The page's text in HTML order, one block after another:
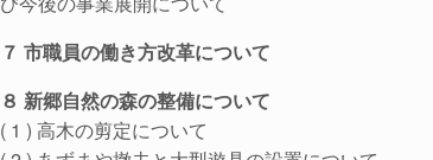
７ 市職員の働き方改革について
８ 新郷自然の森の整備について
( 1 ) 高木の剪定について